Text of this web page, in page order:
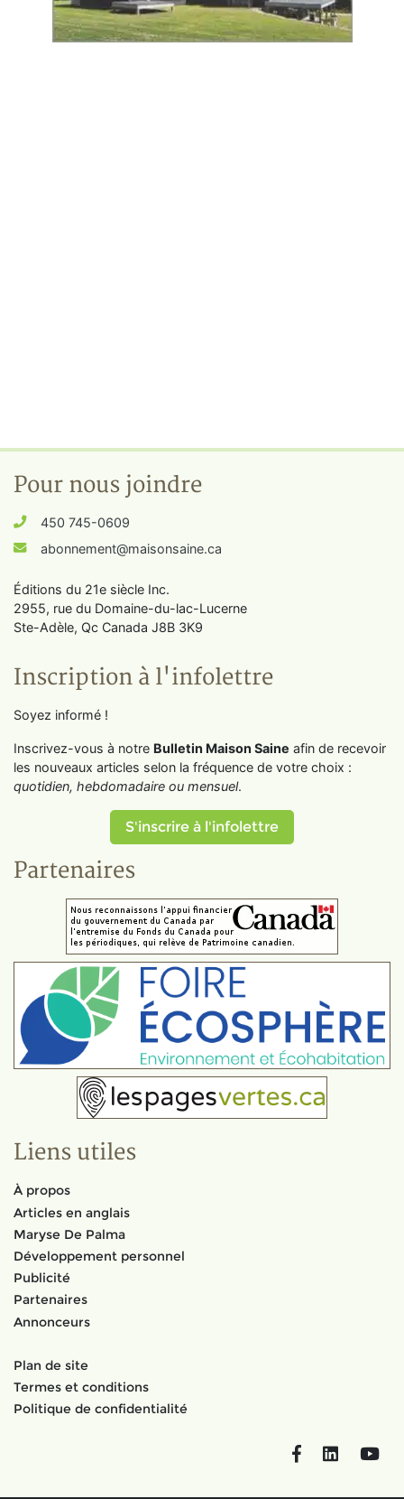
Pour nous joindre
450 745-0609
abonnement@maisonsaine.ca
Éditions du 21e siècle Inc.
2955, rue du Domaine-du-lac-Lucerne
Ste-Adèle, Qc Canada J8B 3K9
Inscription à l'infolettre
Soyez informé !
Inscrivez-vous à notre Bulletin Maison Saine afin de recevoir
les nouveaux articles selon la fréquence de votre choix :
quotidien, hebdomadaire ou mensuel.
S'inscrire à l'infolettre
Partenaires
Liens utiles
À propos
Articles en anglais
Maryse De Palma
Développement personnel
Publicité
Partenaires
Annonceurs
Plan de site
Termes et conditions
Politique de confidentialité
FacebookLinkedIn